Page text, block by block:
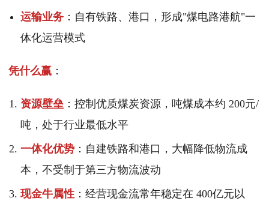
运输业务 ：自有铁路、港口，形成"煤电路港航"一
体化运营模式
凭什么赢 ：
资源壁垒 ：控制优质煤炭资源，吨煤成本约 200元/
吨，处于行业最低水平
一体化优势 ：自建铁路和港口，大幅降低物流成
本，不受制于第三方物流波动
现金牛属性 ：经营现金流常年稳定在 400亿元以